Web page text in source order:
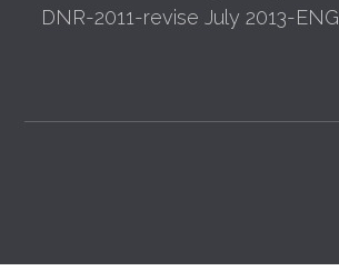
DNR-2011-revise July 2013-ENG